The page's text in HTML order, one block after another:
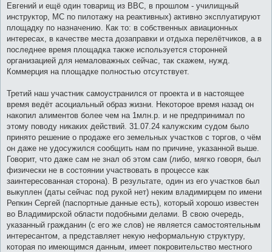
Евгений и ещё один товарищ из ВВС, в прошлом - училищный
инструктор, МС по пилотажу на реактивных) активно эксплуатируют
площадку по назначению. Как то: в собственных авиационных
интересах, в качестве места дозаправки и отдыха перелётчиков, а в
последнее время площадка также используется сторонней
организацией для немаловажных сейчас, так скажем, нужд.
Коммерция на площадке полностью отсутствует.
Третий наш участник самоустранился от проекта и в настоящее
время ведёт асоциальный образ жизни. Некоторое время назад он
накопил алиментов более чем на 1млн.р. и не предпринимал по
этому поводу никаких действий. 31.07.24 калужским судом было
принято решение о продаже его земельных участков с торгов, о чём
он даже не удосужился сообщить нам по причине, указанной выше.
Говорит, что даже сам не знал об этом сам (либо, мягко говоря, был
физически не в состоянии участвовать в процессе как
заинтересованная сторона). В результате, один из его участков был
выкуплен (даты сейчас под рукой нет) неким владимирцем по имени
Репкин Сергей (паспортные данные есть), который хорошо известен
во Владимирской области подобными делами. В свою очередь,
указанный гражданин (с его же слов) не является самостоятельным
интересантом, а представляет некую неформальную структуру,
которая по имеющимся данным, имеет покровительство местного